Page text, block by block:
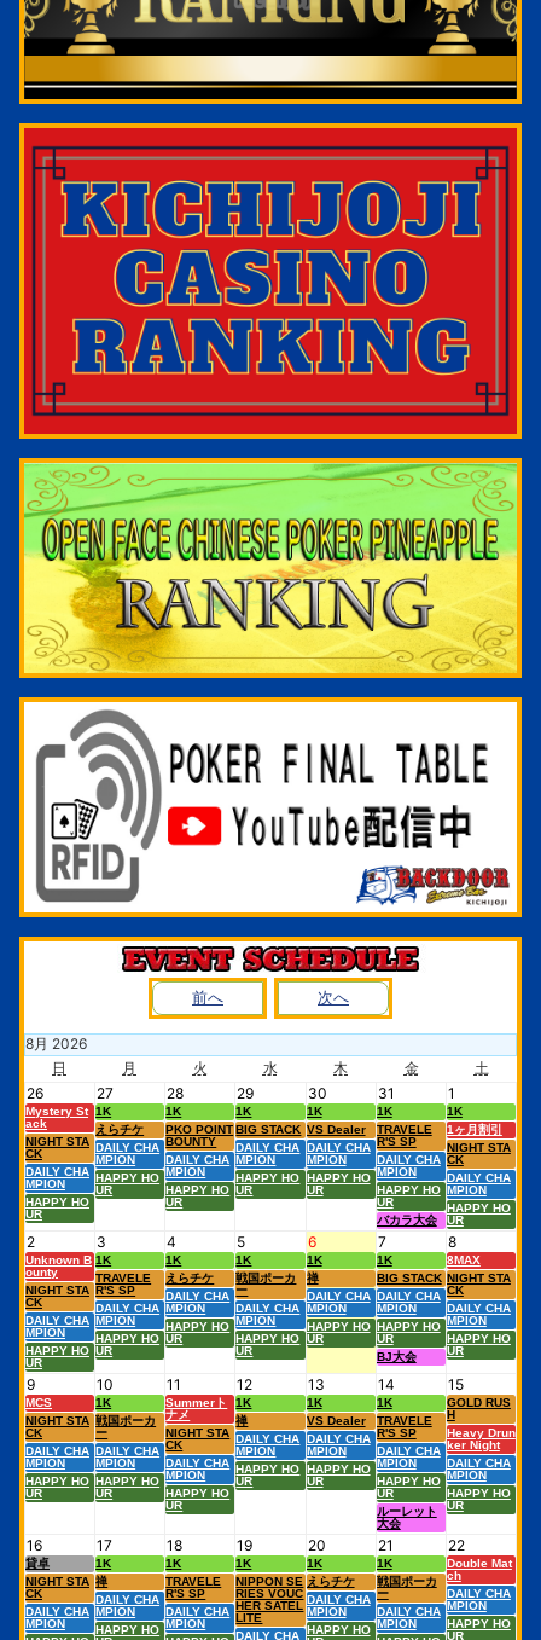
前へ 次へ
8月 2026
日
月 火 水 木 金
土
26
Mystery St
ack
NIGHT STA
CK
DAILY CHA
MPION
HAPPY HO
UR
27
1K
えらチケ
DAILY CHA
MPION
HAPPY HO
UR
28
1K
PKO POINT
BOUNTY
DAILY CHA
MPION
HAPPY HO
UR
29
1K
BIG STACK
DAILY CHA
MPION
HAPPY HO
UR
30
1K
VS Dealer
DAILY CHA
MPION
HAPPY HO
UR
31
1K
TRAVELE
R'S SP
DAILY CHA
MPION
HAPPY HO
UR
バカラ大会
1
1K
1ヶ月割引
NIGHT STA
CK
DAILY CHA
MPION
HAPPY HO
UR
2
Unknown B
ounty
NIGHT STA
CK
DAILY CHA
MPION
HAPPY HO
UR
3
1K
TRAVELE
R'S SP
DAILY CHA
MPION
HAPPY HO
UR
4
1K
えらチケ
DAILY CHA
MPION
HAPPY HO
UR
5
1K
戦国ポーカ
ー
DAILY CHA
MPION
HAPPY HO
UR
6
1K
禅
DAILY CHA
MPION
HAPPY HO
UR
7
1K
BIG STACK
DAILY CHA
MPION
HAPPY HO
UR
BJ大会
8
8MAX
NIGHT STA
CK
DAILY CHA
MPION
HAPPY HO
UR
9
MCS
NIGHT STA
CK
DAILY CHA
MPION
HAPPY HO
UR
10
1K
戦国ポーカ
ー
DAILY CHA
MPION
HAPPY HO
UR
11
Summerト
ナメ
NIGHT STA
CK
DAILY CHA
MPION
HAPPY HO
UR
12
1K
禅
DAILY CHA
MPION
HAPPY HO
UR
13
1K
VS Dealer
DAILY CHA
MPION
HAPPY HO
UR
14
1K
TRAVELE
R'S SP
DAILY CHA
MPION
HAPPY HO
UR
ルーレット
大会
15
GOLD RUS
H
Heavy Drun
ker Night
DAILY CHA
MPION
HAPPY HO
UR
16
貸卓
NIGHT STA
CK
DAILY CHA
MPION
17
1K
禅
DAILY CHA
MPION
HAPPY HO
18
1K
TRAVELE
R'S SP
DAILY CHA
MPION
19
1K
NIPPON SE
RIES VOUC
HER SATEL
LITE
DAILY CHA
20
1K
えらチケ
DAILY CHA
MPION
HAPPY HO
21
1K
戦国ポーカ
ー
DAILY CHA
MPION
22
Double Mat
ch
DAILY CHA
MPION
HAPPY HO
UR